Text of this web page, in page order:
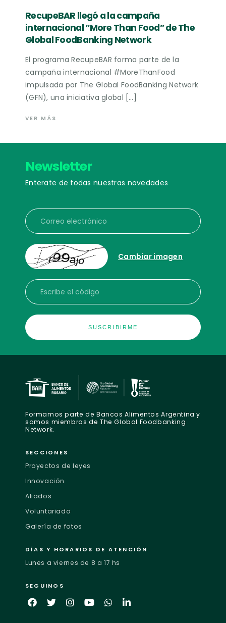
RecupeBAR llegó a la campaña
internacional “More Than Food” de The
Global FoodBanking Network
El programa RecupeBAR forma parte de la
campaña internacional #MoreThanFood
impulsada por The Global FoodBanking Network
(GFN), una iniciativa global […]
VER MÁS
Newsletter
Enterate de todas nuestras novedades
Correo electrónico
Cambiar imagen
Escribe el código
Formamos parte de Bancos Alimentos Argentina y
somos miembros de The Global Foodbanking
Network.
SECCIONES
Proyectos de leyes
Innovación
Aliados
Voluntariado
Galería de fotos
DÍAS Y HORARIOS DE ATENCIÓN
Lunes a viernes de 8 a 17 hs
SEGUINOS